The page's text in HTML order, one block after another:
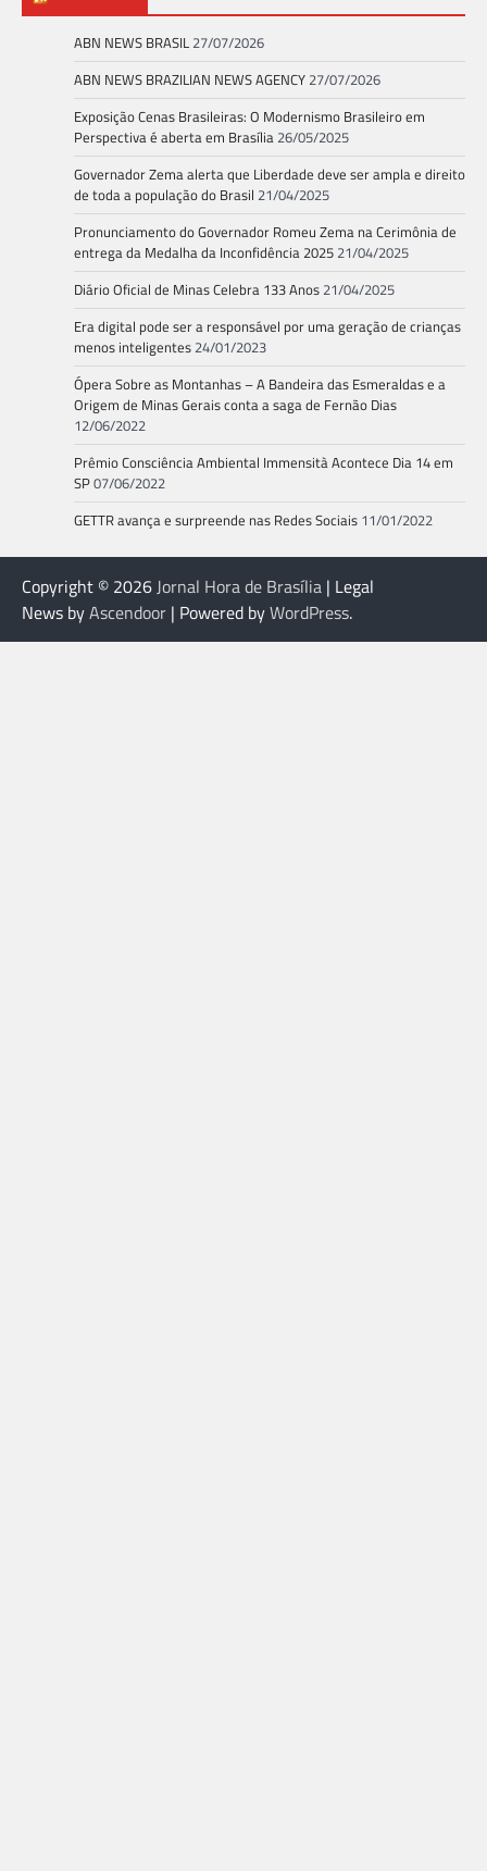
ABN NEWS BRASIL 27/07/2026
ABN NEWS BRAZILIAN NEWS AGENCY 27/07/2026
Exposição Cenas Brasileiras: O Modernismo Brasileiro em
Perspectiva é aberta em Brasília 26/05/2025
Governador Zema alerta que Liberdade deve ser ampla e direito
de toda a população do Brasil 21/04/2025
Pronunciamento do Governador Romeu Zema na Cerimônia de
entrega da Medalha da Inconfidência 2025 21/04/2025
Diário Oficial de Minas Celebra 133 Anos 21/04/2025
Era digital pode ser a responsável por uma geração de crianças
menos inteligentes 24/01/2023
Ópera Sobre as Montanhas – A Bandeira das Esmeraldas e a
Origem de Minas Gerais conta a saga de Fernão Dias
12/06/2022
Prêmio Consciência Ambiental Immensità Acontece Dia 14 em
SP07/06/2022
GETTR avança e surpreende nas Redes Sociais 11/01/2022
Copyright © 2026Jornal Hora de Brasília | Legal
News byAscendoor | Powered byWordPress.